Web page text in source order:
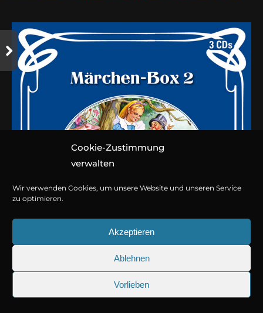
Cookie-Zustimmung
verwalten
Wir verwenden Cookies, um unsere Website und unseren Service
zu optimieren.
Akzeptieren
Ablehnen
Vorlieben